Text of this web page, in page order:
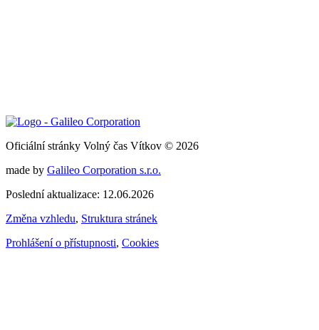
Oficiální stránky Volný čas Vítkov © 2026
made by Galileo Corporation s.r.o.
Poslední aktualizace: 12.06.2026
Změna vzhledu, Struktura stránek
Prohlášení o přístupnosti, Cookies